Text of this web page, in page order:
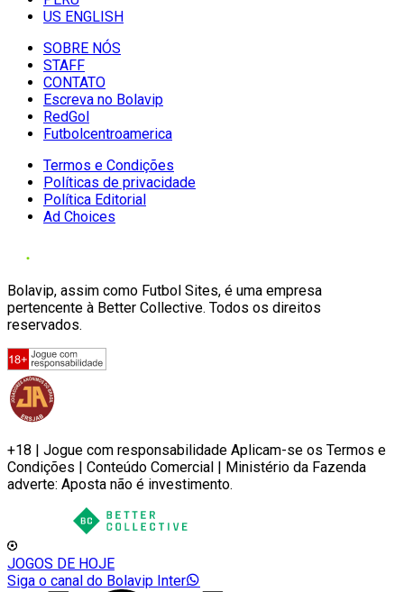
US ENGLISH
SOBRE NÓS
STAFF
CONTATO
Escreva no Bolavip
RedGol
Futbolcentroamerica
Termos e Condições
Políticas de privacidade
Política Editorial
Ad Choices
Bolavip, assim como Futbol Sites, é uma empresa
pertencente à Better Collective. Todos os direitos
reservados.
+18 | Jogue com responsabilidade Aplicam-se os Termos e
Condições | Conteúdo Comercial | Ministério da Fazenda
adverte: Aposta não é investimento.
JOGOS DE HOJE
Siga o canal do Bolavip Inter